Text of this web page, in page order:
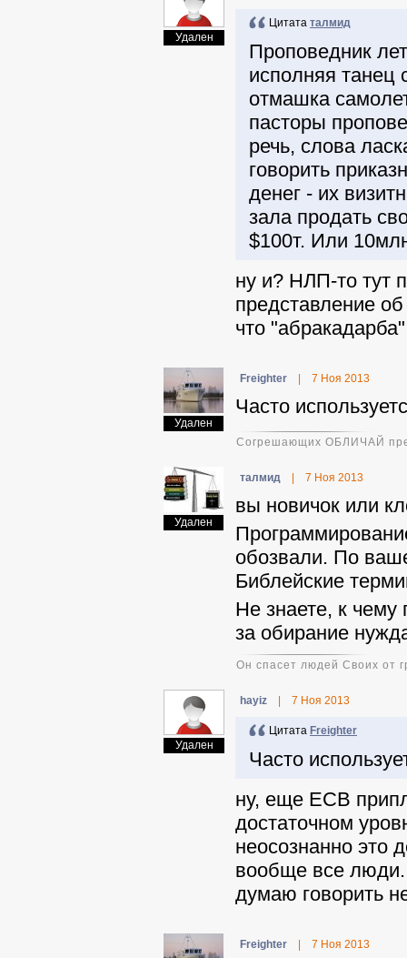
Удален
Цитата талмид
Проповедник
исполняя танец
отмашка
пасторы
речь, слова
говорить
денег - их
зала продать
$100т. Или
ну и? НЛП-то тут
представление
что
Удален
Freighter 7 Ноя 2013
Часто
Согрешающих ОБЛИЧАЙ
Удален
талмид 7 Ноя 2013
вы новичок или
обозвали. По
Библейские
Не знаете, к чему
за обирание
Он спасет людей Своих от
Удален
hayiz 7 Ноя 2013
Цитата Freighter
Часто
ну, еще ЕСВ
достаточном
неосознанно это
вообще все люди.
думаю говорить
Freighter 7 Ноя 2013